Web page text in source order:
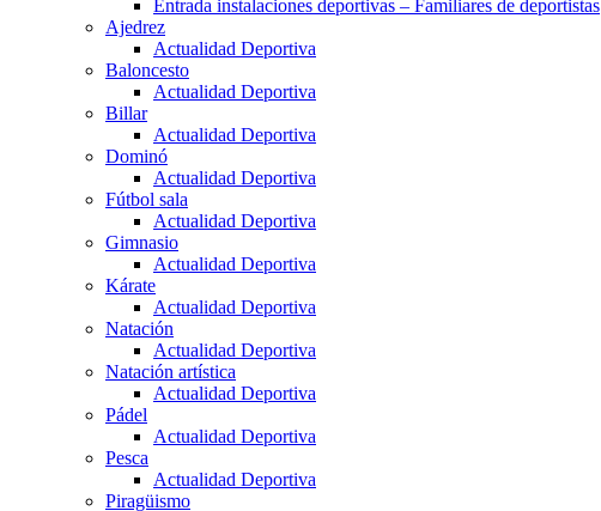
Entrada instalaciones deportivas – Familiares de deportistas
Ajedrez
Actualidad Deportiva
Baloncesto
Actualidad Deportiva
Billar
Actualidad Deportiva
Dominó
Actualidad Deportiva
Fútbol sala
Actualidad Deportiva
Gimnasio
Actualidad Deportiva
Kárate
Actualidad Deportiva
Natación
Actualidad Deportiva
Natación artística
Actualidad Deportiva
Pádel
Actualidad Deportiva
Pesca
Actualidad Deportiva
Piragüismo